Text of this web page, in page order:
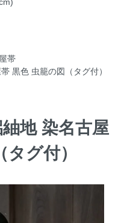
帯
黒色 虫籠の図（タグ付）
地 染名古屋
グ付）